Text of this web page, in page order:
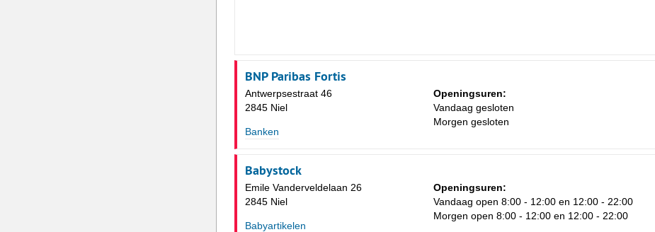
BNP Paribas Fortis
Antwerpsestraat 46
2845 Niel
Banken
Openingsuren:
Vandaag gesloten
Morgen gesloten
Babystock
Emile Vanderveldelaan 26
2845 Niel
Babyartikelen
Openingsuren:
Vandaag open 8:00 - 12:00 en 12:00 - 22:00
Morgen open 8:00 - 12:00 en 12:00 - 22:00